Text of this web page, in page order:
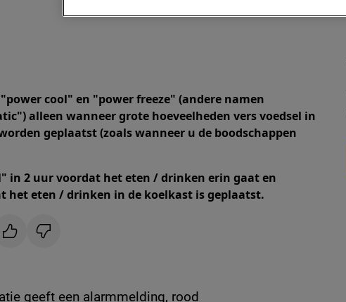
cool" en "power freeze" (andere namen
alleen wanneer grote hoeveelheden vers voedsel in
geplaatst (zoals wanneer u de boodschappen
in 2 uur voordat het eten / drinken erin gaat en
het eten / drinken in de koelkast is geplaatst.
geeft een alarmmelding, rood